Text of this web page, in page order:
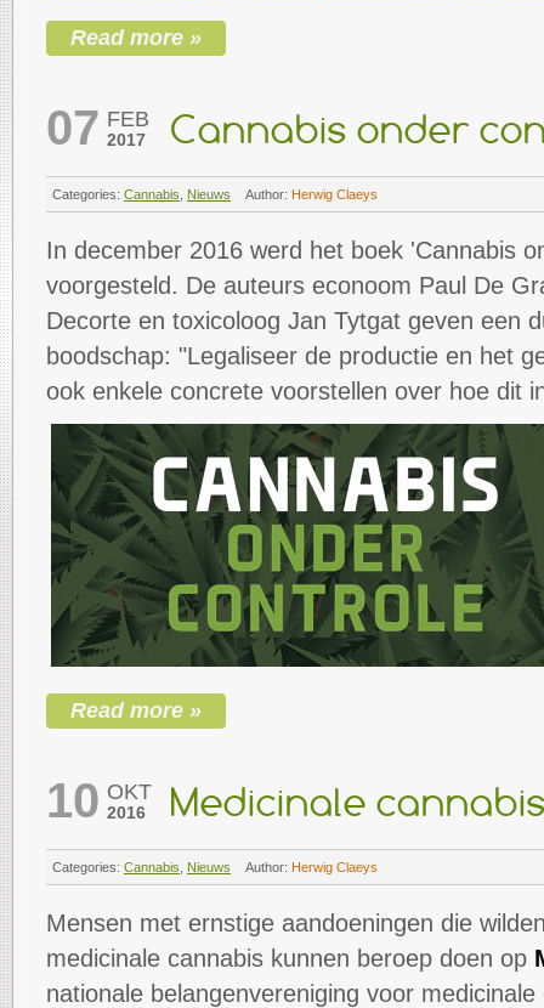
Read more »
07 FEB
2017 Cannabis onder
Categories: Cannabis Nieuws Author: Herwig Claeys
In december 2016 werd het boek 'Cannabis
voorgesteld. De auteurs econoom Paul De
Decorte en toxicoloog Jan Tytgat geven een
boodschap: "Legaliseer de productie en het
ook enkele concrete voorstellen over hoe dit
Read more »
10 OKT
2016 Medicinale
Categories: Cannabis Nieuws Author: Herwig Claeys
Mensen met ernstige aandoeningen die
medicinale cannabis kunnen beroep doen op
nationale belangenvereniging voor